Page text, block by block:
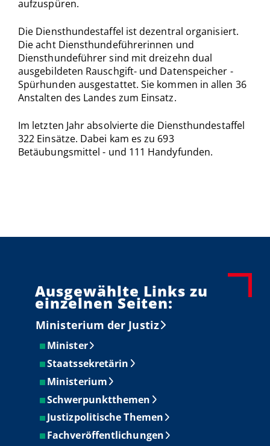
aufzuspüren.
Die Diensthundestaffel ist dezentral organisiert.
Die acht Diensthundeführerinnen und
Diensthundeführer sind mit dreizehn dual
ausgebildeten Rauschgift- und Datenspeicher -
Spürhunden ausgestattet. Sie kommen in allen 36
Anstalten des Landes zum Einsatz.
Im letzten Jahr absolvierte die Diensthundestaffel
322 Einsätze. Dabei kam es zu 693
Betäubungsmittel - und 111 Handyfunden.
Ausgewählte Links zu
einzelnen Seiten:
Ministerium der Justiz
Minister
Staatssekretärin
Ministerium
Schwerpunktthemen
Justizpolitische Themen
Fachveröffentlichungen